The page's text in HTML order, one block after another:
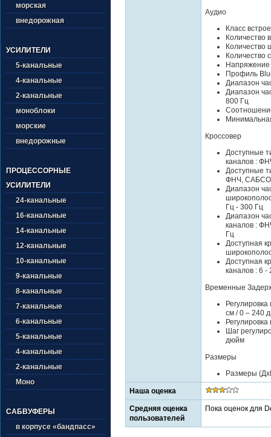
морская
внедорожная
УСИЛИТЕЛИ
5-канальные
4-канальные
2-канальные
моноблоки
морские
внедорожные
ПРОЦЕССОРНЫЕ
УСИЛИТЕЛИ
24-канальные
16-канальные
14-канальные
12-канальные
10-канальные
9-канальные
8-канальные
7-канальные
6-канальные
5-канальные
4-канальные
2-канальные
Моно
САБВУФЕРЫ
в корпусе «бандпасс»
Аудио
Класс
Количество
Количество
Количество
Напряжение
Профиль
Диапазон
Диапазон
800 Гц
Кроссовер
Доступные
каналов :
Доступные
ФНЧ,
Диапазон
Гц - 300 Гц
Диапазон
каналов :
Гц
Доступная
Доступная
каналов : 6 -
Временные
см / 0 – 240
Шаг
дюйм
Размеры
Размеры
Наша оценка
Средняя оценка
пользователей
Пока оценок для